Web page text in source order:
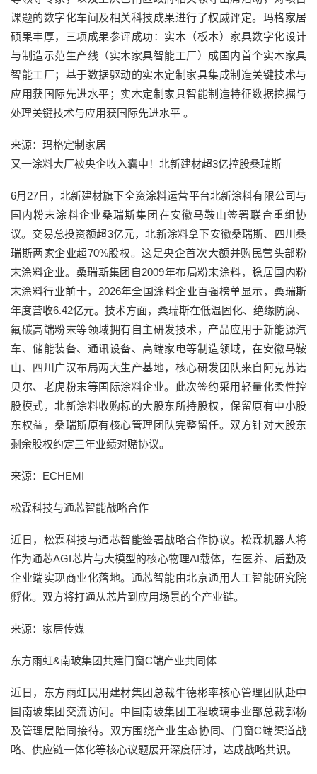
课题的数字化车间及相关科技成果进行了权威评定。玛格家居
硕果丰厚，三项成果参评成功：实木（板木）家具数字化设计
与制造示范生产线（实木家具智能工厂）成国内首个实木家具
智能工厂；基于数据驱动的实木定制家具集成制造关键技术与
应用获国际先进水平；实木定制家具智能制造特征数据挖掘与
处理关键技术与应用获国际先进水平 。
来源：玛格定制家居
又一涂料大厂被央企收入囊中！北新建材超3亿控股桑瑞斯
6月27日，北新建材旗下全资涂料运营平台北新涂料有限公司与
国内粉末涂料企业桑瑞斯集团在安徽马鞍山签署联合重组协
议。交易总投资额超3亿元，北新涂料拿下安徽桑瑞斯、四川桑
瑞斯两家企业超70%股权。这是央企首次大额并购民营头部粉
末涂料企业。桑瑞斯集团自2009年布局粉末涂料，稳居国内粉
末涂料行业前十，2026年全国涂料企业百强榜单显示，桑瑞斯
年度营收6.42亿元。技术方面，桑瑞斯在低温固化、绝缘防腐、
氟碳高端粉末等领域拥有自主研发技术，产品应用于新能源汽
车、储能装备、通讯设备、高端家电等制造领域，在安徽马鞍
山、四川广汉布局两大生产基地，核心研发团队来自阿克苏诺
贝尔、老虎粉末等国际涂料企业。此次签约采用轻量化柔性控
股模式，北新涂料收购标的大股东所持股权，保留原有中小股
东权益，桑瑞斯原有核心管理团队完整留任。双方针对大股东
剩余股权约定三年业绩对赌协议。
来源：ECHEMI
松霖科技与通芯智能战略合作
近日，松霖科技与通芯智能签署战略合作协议。松霖机器人将
作为通芯AGI芯片与大模型的核心物理AI载体，在医养、后勤及
企业端实现商业化落地。通芯智能由北京通用人工智能研究院
孵化。双方将打通从芯片到应用场景的全产业链。
来源：家居传媒
东方雨虹&南玻集团共建门窗C端产业共同体
近日，东方雨虹民用建材集团总裁牛德彬率核心管理团队赴中
国南玻集团交流访问。中国南玻集团工程玻璃事业部总裁郭杨
及管理层陪同接待。双方围绕产业生态协同、门窗C端渠道战
略、供应链一体化等核心议题展开深度研讨，达成战略共识。